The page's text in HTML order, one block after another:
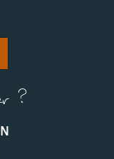
?